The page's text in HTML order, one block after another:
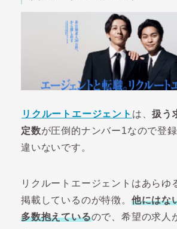
リクルートエージェント は、扱う
定数が圧倒的ナンバー1なので登
違いないです。
リクルートエージェントはあらゆ
掲載しているのが特徴。 他にはな
多数抱えているので、希望の求人